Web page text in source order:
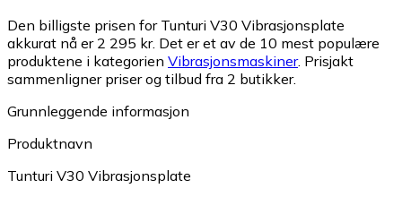
Den billigste prisen for Tunturi V30 Vibrasjonsplate
akkurat nå er 2 295 kr. Det er et av de 10 mest populære
produktene i kategorien Vibrasjonsmaskiner. Prisjakt
sammenligner priser og tilbud fra 2 butikker.
Grunnleggende informasjon
Produktnavn
Tunturi V30 Vibrasjonsplate